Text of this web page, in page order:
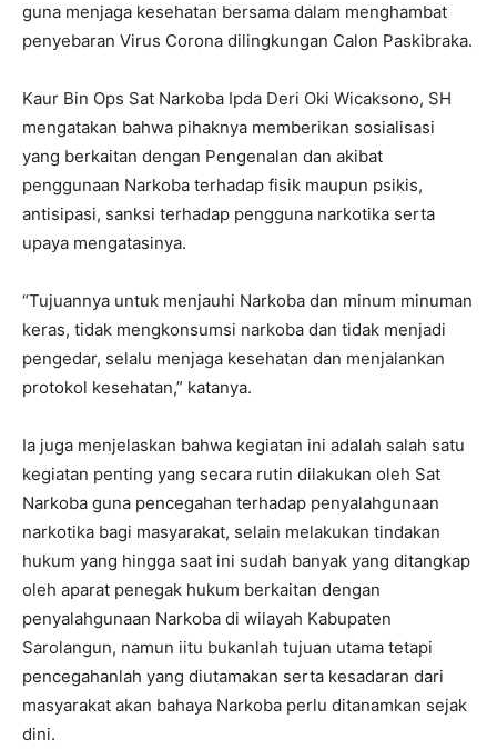
guna menjaga kesehatan bersama dalam menghambat
penyebaran Virus Corona dilingkungan Calon Paskibraka.
Kaur Bin Ops Sat Narkoba Ipda Deri Oki Wicaksono, SH
mengatakan bahwa pihaknya memberikan sosialisasi
yang berkaitan dengan Pengenalan dan akibat
penggunaan Narkoba terhadap fisik maupun psikis,
antisipasi, sanksi terhadap pengguna narkotika serta
upaya mengatasinya.
“Tujuannya untuk menjauhi Narkoba dan minum minuman
keras, tidak mengkonsumsi narkoba dan tidak menjadi
pengedar, selalu menjaga kesehatan dan menjalankan
protokol kesehatan,” katanya.
Ia juga menjelaskan bahwa kegiatan ini adalah salah satu
kegiatan penting yang secara rutin dilakukan oleh Sat
Narkoba guna pencegahan terhadap penyalahgunaan
narkotika bagi masyarakat, selain melakukan tindakan
hukum yang hingga saat ini sudah banyak yang ditangkap
oleh aparat penegak hukum berkaitan dengan
penyalahgunaan Narkoba di wilayah Kabupaten
Sarolangun, namun iitu bukanlah tujuan utama tetapi
pencegahanlah yang diutamakan serta kesadaran dari
masyarakat akan bahaya Narkoba perlu ditanamkan sejak
dini.